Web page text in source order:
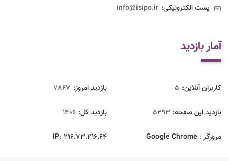
پست الکترونیکی: info@isipo.ir
آمار بازدید
کاربران آنلاین: 5 بازدید امروز: 7867
بازدید این صفحه: 5293 بازدید‌ کل: 1406
مرورگر : Google Chrome
IP: 216.73.216.64